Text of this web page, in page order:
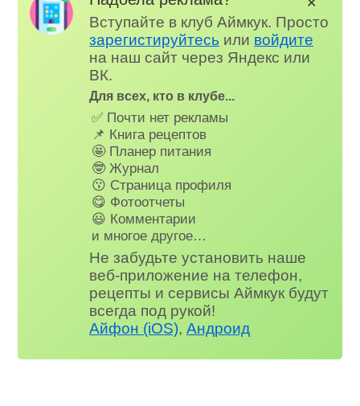
Вступайте в клуб Аймкук. Просто
зарегистируйтесь или войдите
на наш сайт через Яндекс или
ВК.
Для всех, кто в клубе...
✅ Почти нет рекламы
📌 Книга рецептов
🤩 Планер питания
🤓 Журнал
😗 Страница профиля
😋 Фотоотчеты
😃 Комментарии
и многое другое…
Не забудьте установить наше
веб-приложение на телефон,
рецепты и сервисы Аймкук будут
всегда под рукой!
Айфон (iOS),Андроид